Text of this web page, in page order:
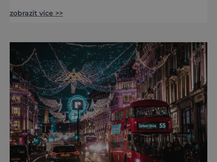
jak to všechno stihnout? Kouzelný Londýn
sebe. Pokud už nemáte štěstí, abyste do
Buckinghamského paláce viděli vjíždět či
odjíždět královnu Alž
zobrazit více >>